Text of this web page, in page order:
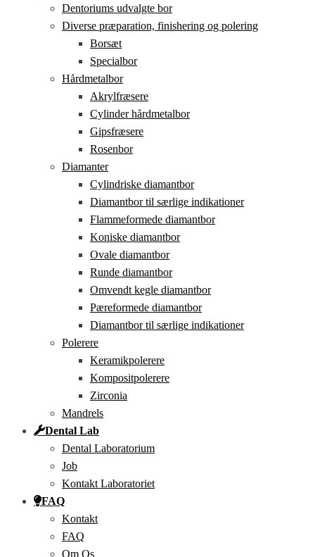
Dentoriums udvalgte bor
Diverse præparation, finishering og polering
Borsæt
Specialbor
Hårdmetalbor
Akrylfræsere
Cylinder hårdmetalbor
Gipsfræsere
Rosenbor
Diamanter
Cylindriske diamantbor
Diamantbor til særlige indikationer
Flammeformede diamantbor
Koniske diamantbor
Ovale diamantbor
Runde diamantbor
Omvendt kegle diamantbor
Pæreformede diamantbor
Diamantbor til særlige indikationer
Polerere
Keramikpolerere
Kompositpolerere
Zirconia
Mandrels
Dental Lab
Dental Laboratorium
Job
Kontakt Laboratoriet
FAQ
Kontakt
FAQ
Om Os